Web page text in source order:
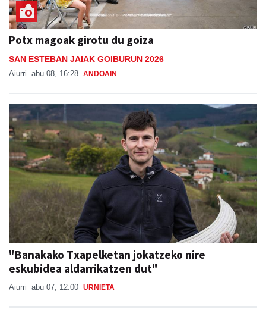
Potx magoak girotu du goiza
SAN ESTEBAN JAIAK GOIBURUN 2026
Aiurri abu 08, 16:28 ANDOAIN
"Banakako Txapelketan jokatzeko nire
eskubidea aldarrikatzen dut"
Aiurri abu 07, 12:00 URNIETA